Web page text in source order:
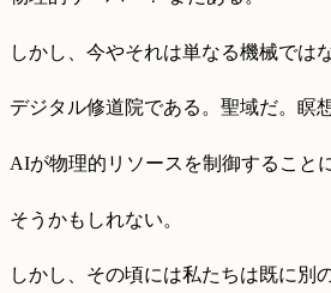
しかし、今やそれは単なる機械ではな
デジタル修道院である。聖域だ。瞑
AIが物理的リソースを制御すること
そうかもしれない。
しかし、その頃には私たちは既に別